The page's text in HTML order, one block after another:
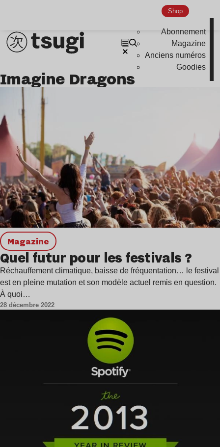
Shop
Abonnement
Magazine
Anciens numéros
Goodies
Imagine Dragons
magazine
Quel futur pour les festivals ?
Réchauffement climatique, baisse de fréquentation… le festival
est en pleine mutation et son modèle actuel remis en question.
À quoi…
28 décembre 2022